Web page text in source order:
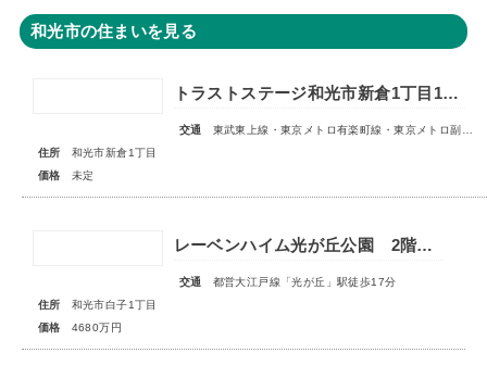
和光市の住まいを見る
トラストステージ和光市新倉1丁目18期 全6区画■第1期分譲 販売予告■
交通
東武東上線・東京メトロ有楽町線・東京メトロ副都心線「和光市」駅 徒歩14～15分
住所
和光市新倉1丁目
価格
未定
レーベンハイム光が丘公園 2階部分
交通
都営大江戸線「光が丘」駅徒歩17分
住所
和光市白子1丁目
価格
4680万円